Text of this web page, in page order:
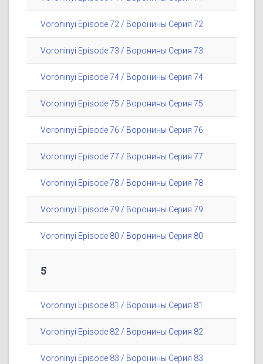
Voroninyi Episode 72 / Воронины Серия 72
Voroninyi Episode 73 / Воронины Серия 73
Voroninyi Episode 74 / Воронины Серия 74
Voroninyi Episode 75 / Воронины Серия 75
Voroninyi Episode 76 / Воронины Серия 76
Voroninyi Episode 77 / Воронины Серия 77
Voroninyi Episode 78 / Воронины Серия 78
Voroninyi Episode 79 / Воронины Серия 79
Voroninyi Episode 80 / Воронины Серия 80
5
Voroninyi Episode 81 / Воронины Серия 81
Voroninyi Episode 82 / Воронины Серия 82
Voroninyi Episode 83 / Воронины Серия 83